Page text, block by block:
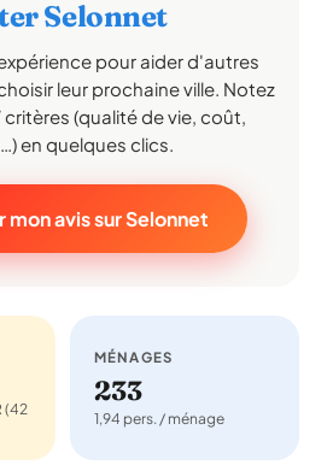
Selonnet
pour aider d'autres
leur prochaine ville. Notez
critères (qualité de vie, coût,
en quelques clics.
mon avis sur Selonnet
(42
MÉNAGES
233
1,94 pers. / ménage